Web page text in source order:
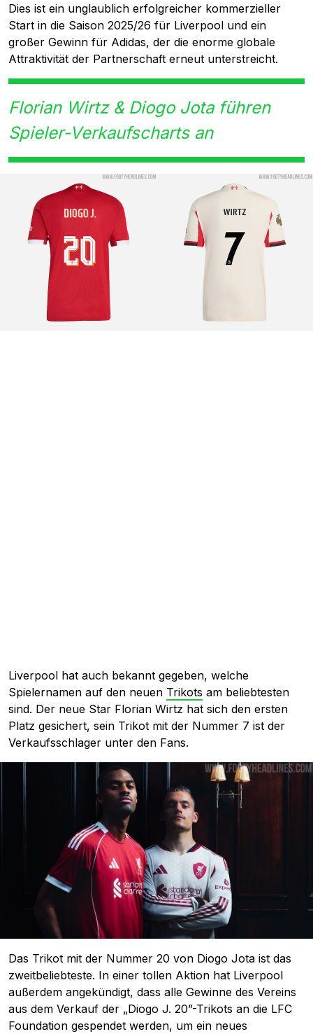
Dies ist ein unglaublich erfolgreicher kommerzieller
Start in die Saison 2025/26 für Liverpool und ein
großer Gewinn für Adidas, der die enorme globale
Attraktivität der Partnerschaft erneut unterstreicht.
Florian Wirtz & Diogo Jota führen
Spieler-Verkaufscharts an
Liverpool hat auch bekannt gegeben, welche
Spielernamen auf den neuen Trikots am beliebtesten
sind. Der neue Star Florian Wirtz hat sich den ersten
Platz gesichert, sein Trikot mit der Nummer 7 ist der
Verkaufsschlager unter den Fans.
Das Trikot mit der Nummer 20 von Diogo Jota ist das
zweitbeliebteste. In einer tollen Aktion hat Liverpool
außerdem angekündigt, dass alle Gewinne des Vereins
aus dem Verkauf der „Diogo J. 20”-Trikots an die LFC
Foundation gespendet werden, um ein neues